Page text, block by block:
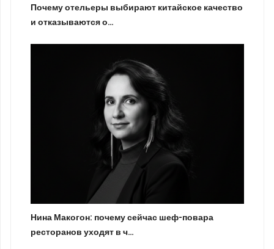
Почему отельеры выбирают китайское качество
и отказываются о…
Нина Макогон: почему сейчас шеф-повара
ресторанов уходят в ч…